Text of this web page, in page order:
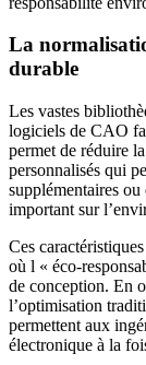
La
durable
Les vastes
logiciels de CAO
permet de réduire
personnalisés qui
supplémentaires
important sur
Ces
où l « éco-
de conception. En
l’optimisation
permettent aux
électronique à la